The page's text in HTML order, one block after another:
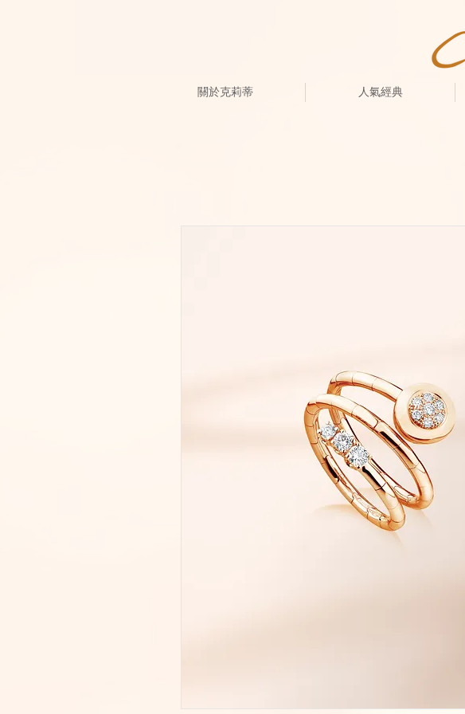
關於克莉蒂 人氣經典